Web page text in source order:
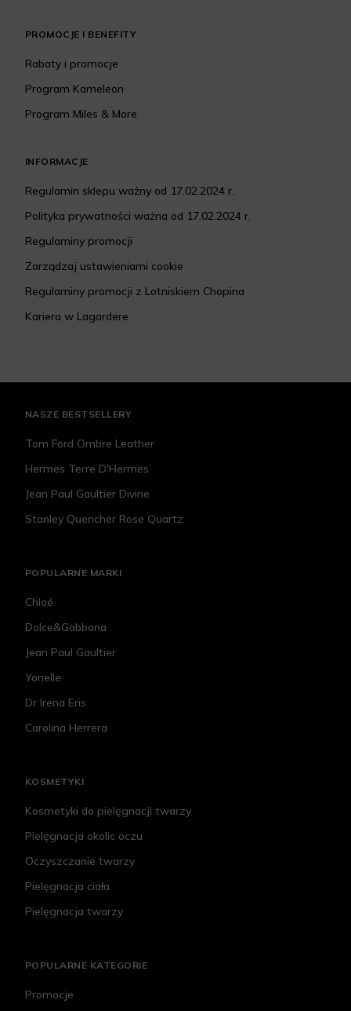
PROMOCJE I BENEFITY
Rabaty i promocje
Program Kameleon
Program Miles & More
INFORMACJE
Regulamin sklepu ważny od 17.02.2024 r.
Polityka prywatności ważna od 17.02.2024 r.
Regulaminy promocji
Zarządzaj ustawieniami cookie
Regulaminy promocji z Lotniskiem Chopina
Kariera w Lagardere
NASZE BESTSELLERY
Tom Ford Ombre Leather
Hermes Terre D'Hermes
Jean Paul Gaultier Divine
Stanley Quencher Rose Quartz
POPULARNE MARKI
Chloé
Dolce&Gabbana
Jean Paul Gaultier
Yonelle
Dr Irena Eris
Carolina Herrera
KOSMETYKI
Kosmetyki do pielęgnacji twarzy
Pielęgnacja okolic oczu
Oczyszczanie twarzy
Pielęgnacja ciała
Pielęgnacja twarzy
POPULARNE KATEGORIE
Promocje